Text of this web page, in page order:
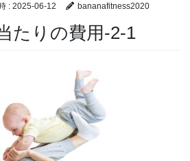
: 2025-06-12 bananafitness2020
たりの費用-2-1